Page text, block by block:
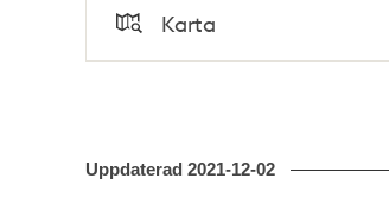
Tid Karta
Uppdaterad 2021-12-02